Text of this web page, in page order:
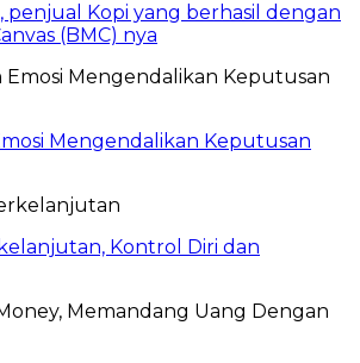
penjual Kopi yang berhasil dengan
(BMC) nya
Mengendalikan Keputusan
Kontrol Diri dan